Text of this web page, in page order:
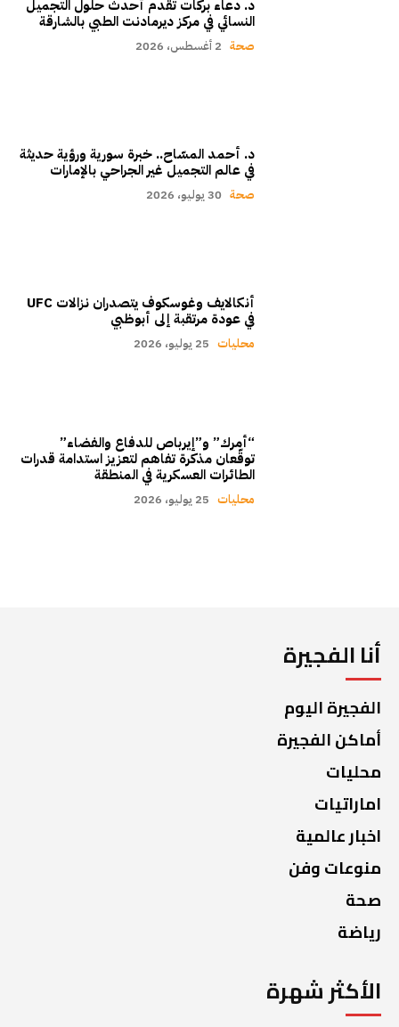
د. دعاء بركات تقدم أحدث حلول التجميل
النسائي في مركز ديرمادنت الطبي بالشارقة
صحة 2 أغسطس، 2026
د. أحمد المسّاح.. خبرة سورية ورؤية حديثة
في عالم التجميل غير الجراحي بالإمارات
صحة 30 يوليو، 2026
أنكالايف وغوسكوف يتصدران نزالات UFC
في عودة مرتقبة إلى أبوظبي
محليات 25 يوليو، 2026
“أمرك” و”إيرباص للدفاع والفضاء”
توقّعان مذكرة تفاهم لتعزيز استدامة قدرات
الطائرات العسكرية في المنطقة
محليات 25 يوليو، 2026
أنا الفجيرة
الفجيرة اليوم
أماكن الفجيرة
محليات
اماراتيات
اخبار عالمية
منوعات وفن
صحة
رياضة
الأكثر شهرة